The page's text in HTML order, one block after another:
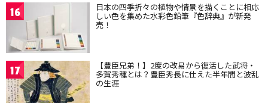
16 日本の四季折々の植物や情景を描くことに相応
しい色を集めた水彩色鉛筆『色辞典』が新発
売！
17 【豊臣兄弟！】2度の改易から復活した武将・
多賀秀種とは？豊臣秀長に仕えた半年間と波乱
の生涯